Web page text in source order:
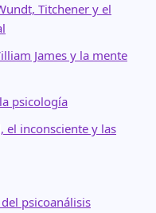
Titchener y el
James y la mente
psicología
el inconsciente y las
psicoanálisis